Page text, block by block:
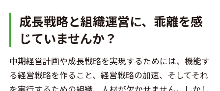
成長戦略と組織運営に、乖離を感
じていませんか？
中期経営計画や成長戦略を実現するためには、機能す
る経営戦略を作ること、経営戦略の加速、そしてそれ